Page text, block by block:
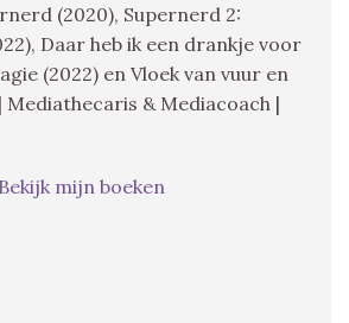
(2020), Supernerd 2:
Daar heb ik een drankje voor
(2022) en Vloek van vuur en
Mediathecaris & Mediacoach |
Bekijk mijn boeken